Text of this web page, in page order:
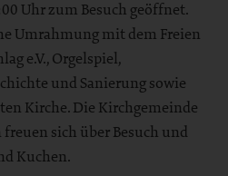
Uhr zum Besuch geöffnet.
Umrahmung mit dem Freien
e.V., Orgelspiel,
und Sanierung sowie
Kirche. Die Kirchgemeinde
sich über Besuch und
Kuchen.